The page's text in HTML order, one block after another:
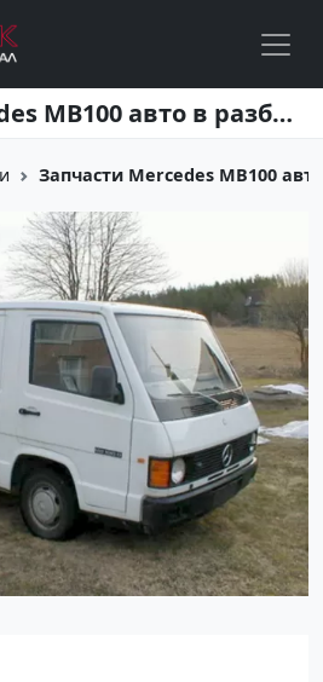
Запчасти Mercedes MB100 авто в разборе Краснодар
Запчасти Mercedes MB100